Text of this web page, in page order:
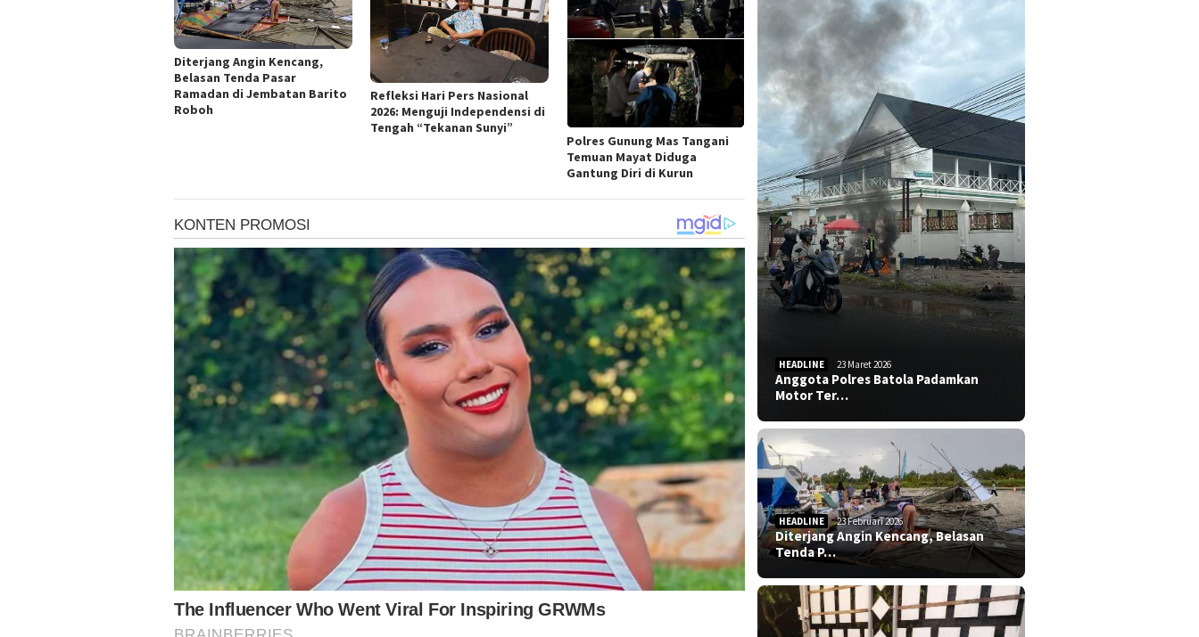
Diterjang Angin Kencang,
Belasan Tenda Pasar
Ramadan di Jembatan Barito
Roboh
Refleksi Hari Pers Nasional
2026: Menguji Independensi di
Tengah “Tekanan Sunyi”
Polres Gunung Mas Tangani
Temuan Mayat Diduga
Gantung Diri di Kurun
HEADLINE 23 Maret 2026
Anggota Polres Batola Padamkan
Motor Ter…
HEADLINE 23 Februari 2026
Diterjang Angin Kencang, Belasan
Tenda P…